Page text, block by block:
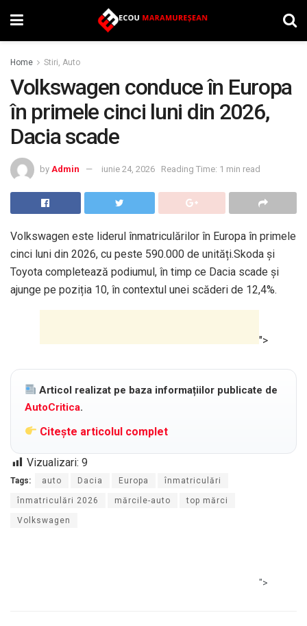
Home Stiri, Auto
Volkswagen conduce în Europa
în primele cinci luni din 2026,
Dacia scade
by Admin iunie 24, 2026 Reading Time: 1 min read
Volkswagen este liderul înmatriculărilor în Europa în primele
cinci luni din 2026, cu peste 590.000 de unități.Skoda și
Toyota completează podiumul, în timp ce Dacia scade și
ajunge pe poziția 10, în contextul unei scăderi de 12,4%.
">
Articol realizat pe baza informațiilor publicate de
AutoCritica.
Citește articolul complet
Vizualizari: 9
Tags: auto Dacia Europa înmatriculări
înmatriculări 2026 mărcile-auto top mărci
Volkswagen
">